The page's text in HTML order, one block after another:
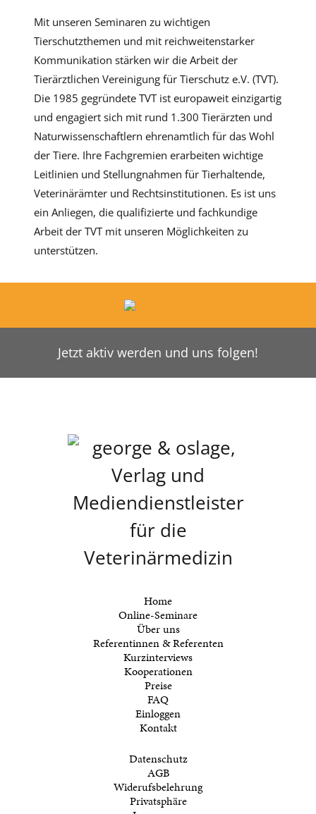
Mit unseren Seminaren zu wichtigen
Tierschutzthemen und mit reichweitenstarker
Kommunikation stärken wir die Arbeit der
Tierärztlichen Vereinigung für Tierschutz e.V. (TVT).
Die 1985 gegründete TVT ist europaweit einzigartig
und engagiert sich mit rund 1.300 Tierärzten und
Naturwissenschaftlern ehrenamtlich für das Wohl
der Tiere. Ihre Fachgremien erarbeiten wichtige
Leitlinien und Stellungnahmen für Tierhaltende,
Veterinärämter und Rechtsinstitutionen. Es ist uns
ein Anliegen, die qualifizierte und fachkundige
Arbeit der TVT mit unseren Möglichkeiten zu
unterstützen.
Jetzt aktiv werden und uns folgen!
Home
Online-Seminare
Über uns
Referentinnen & Referenten
Kurzinterviews
Kooperationen
Preise
FAQ
Einloggen
Kontakt
Datenschutz­
AGB
Widerufsbelehrung
Privatsphäre